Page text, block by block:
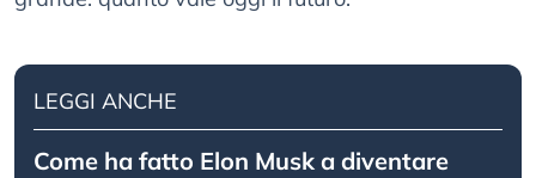
LEGGI ANCHE
Come ha fatto Elon Musk a diventare